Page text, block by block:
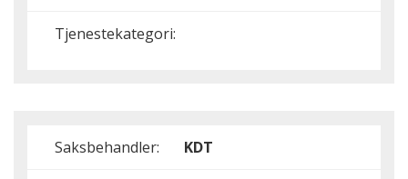
Tjenestekategori:
Saksbehandler: KDT